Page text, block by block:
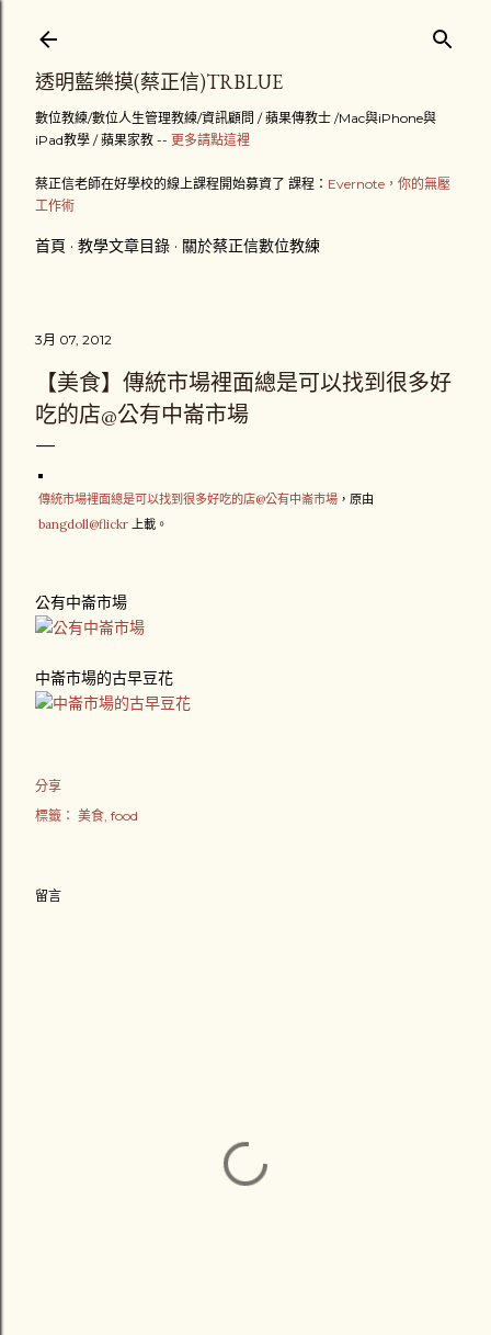
透明藍樂摸(蔡正信)TRBLUE
數位教練/數位人生管理教練/資訊顧問 / 蘋果傳教士 /Mac與iPhone與
iPad教學 / 蘋果家教 -- 更多請點這裡
蔡正信老師在好學校的線上課程開始募資了 課程： Evernote，你的無壓
工作術
首頁 教學文章目錄 關於蔡正信數位教練
3月 07, 2012
【美食】傳統市場裡面總是可以找到很多好
吃的店@公有中崙市場
傳統市場裡面總是可以找到很多好吃的店@公有中崙市場 ，原由
bangdoll@flickr 上載。
公有中崙市場
中崙市場的古早豆花
分享
標籤： 美食 food
留言